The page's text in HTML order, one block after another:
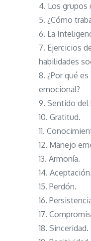
Los grupos
¿Cómo
La
Ejercicios
habilidades
¿Por qué
emocional?
Sentido del
Gratitud.
Manejo
Armonía.
Aceptación.
Perdón.
Sinceridad.